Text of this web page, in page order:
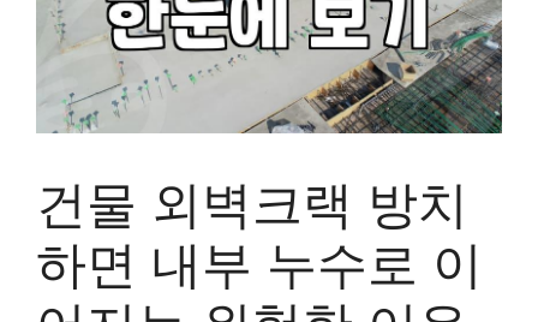
건물 외벽크랙 방치
하면 내부 누수로 이